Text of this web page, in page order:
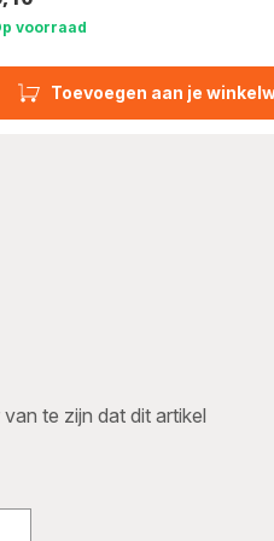
Toevoegen aan je
voorraad
te zijn dat dit artikel